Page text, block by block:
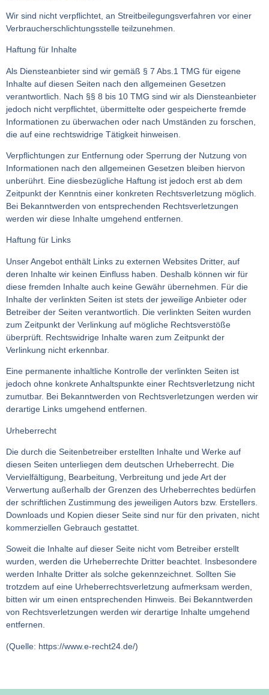
Wir sind nicht verpflichtet, an Streitbeilegungsverfahren vor einer
Verbraucherschlichtungsstelle teilzunehmen.
Haftung für Inhalte
Als Diensteanbieter sind wir gemäß § 7 Abs.1 TMG für eigene
Inhalte auf diesen Seiten nach den allgemeinen Gesetzen
verantwortlich. Nach §§ 8 bis 10 TMG sind wir als Diensteanbieter
jedoch nicht verpflichtet, übermittelte oder gespeicherte fremde
Informationen zu überwachen oder nach Umständen zu forschen,
die auf eine rechtswidrige Tätigkeit hinweisen.
Verpflichtungen zur Entfernung oder Sperrung der Nutzung von
Informationen nach den allgemeinen Gesetzen bleiben hiervon
unberührt. Eine diesbezügliche Haftung ist jedoch erst ab dem
Zeitpunkt der Kenntnis einer konkreten Rechtsverletzung möglich.
Bei Bekanntwerden von entsprechenden Rechtsverletzungen
werden wir diese Inhalte umgehend entfernen.
Haftung für Links
Unser Angebot enthält Links zu externen Websites Dritter, auf
deren Inhalte wir keinen Einfluss haben. Deshalb können wir für
diese fremden Inhalte auch keine Gewähr übernehmen. Für die
Inhalte der verlinkten Seiten ist stets der jeweilige Anbieter oder
Betreiber der Seiten verantwortlich. Die verlinkten Seiten wurden
zum Zeitpunkt der Verlinkung auf mögliche Rechtsverstöße
überprüft. Rechtswidrige Inhalte waren zum Zeitpunkt der
Verlinkung nicht erkennbar.
Eine permanente inhaltliche Kontrolle der verlinkten Seiten ist
jedoch ohne konkrete Anhaltspunkte einer Rechtsverletzung nicht
zumutbar. Bei Bekanntwerden von Rechtsverletzungen werden wir
derartige Links umgehend entfernen.
Urheberrecht
Die durch die Seitenbetreiber erstellten Inhalte und Werke auf
diesen Seiten unterliegen dem deutschen Urheberrecht. Die
Vervielfältigung, Bearbeitung, Verbreitung und jede Art der
Verwertung außerhalb der Grenzen des Urheberrechtes bedürfen
der schriftlichen Zustimmung des jeweiligen Autors bzw. Erstellers.
Downloads und Kopien dieser Seite sind nur für den privaten, nicht
kommerziellen Gebrauch gestattet.
Soweit die Inhalte auf dieser Seite nicht vom Betreiber erstellt
wurden, werden die Urheberrechte Dritter beachtet. Insbesondere
werden Inhalte Dritter als solche gekennzeichnet. Sollten Sie
trotzdem auf eine Urheberrechtsverletzung aufmerksam werden,
bitten wir um einen entsprechenden Hinweis. Bei Bekanntwerden
von Rechtsverletzungen werden wir derartige Inhalte umgehend
entfernen.
(Quelle: https://www.e-recht24.de/)